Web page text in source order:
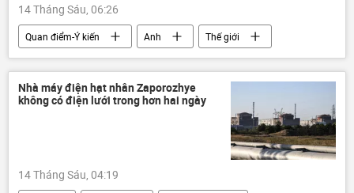
14 Tháng Sáu, 06:26
Quan điểm-Ý kiến Anh
Thế giới
Ukraina
Nga
Crưm
Maria Zakharova
Châu Âu
Bộ Ngoại giao Nga
Pháp
Emmanuel Macron
Nhà máy điện hạt nhân Zaporozhye
không có điện lưới trong hơn hai ngày
14 Tháng Sáu, 04:19